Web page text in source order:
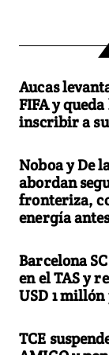
Aucas
FIFA y
inscribir a
Noboa y De
abordan
fronteriza,
energía
Barcelona
en el TAS y
USD 1
TCE